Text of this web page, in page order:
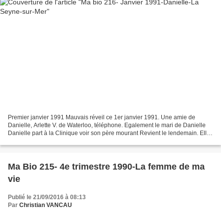
Premier janvier 1991 Mauvais réveil ce 1er janvier 1991. Une amie de
Danielle, Arlette V. de Waterloo, téléphone. Egalement le mari de Danielle
Danielle part à la Clinique voir son père mourant Revient le lendemain. Elle
Ma Bio 215- 4e trimestre 1990-La femme de ma
vie
Publié le 21/09/2016 à 08:13
Par Christian VANCAU